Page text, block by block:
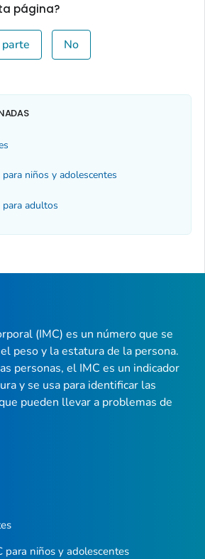
página?
No
niños y adolescentes
para adultos
(IMC) es un número que se
peso y la estatura de la persona.
personas, el IMC es un indicador
y se usa para identificar las
pueden llevar a problemas de
para niños y adolescentes